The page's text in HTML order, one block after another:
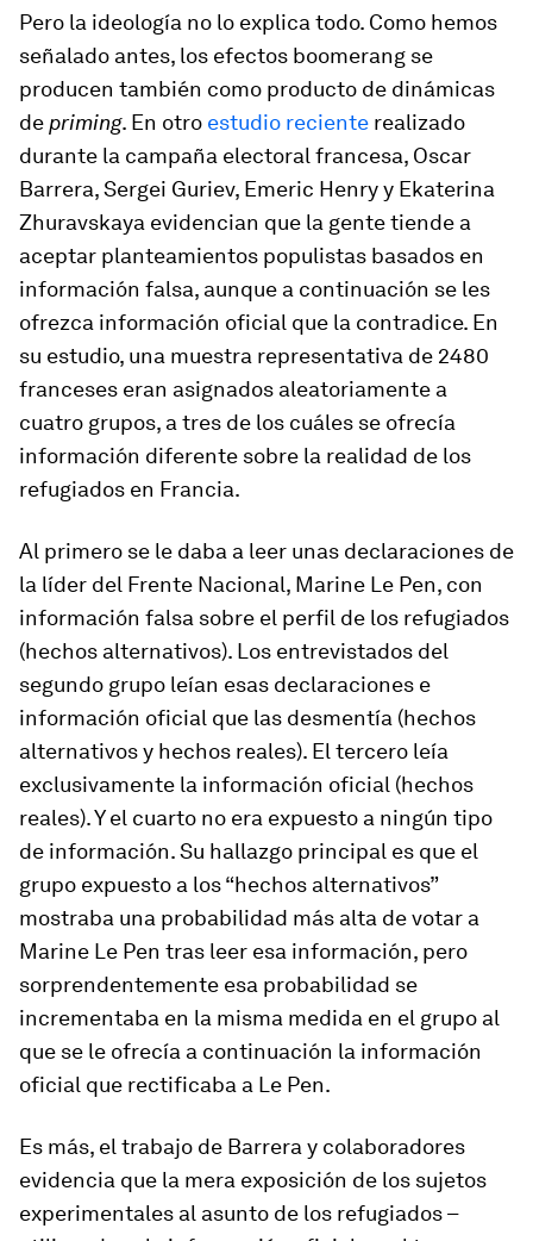
Pero la ideología no lo explica todo. Como hemos
señalado antes, los efectos boomerang se
producen también como producto de dinámicas
de priming. En otro estudio reciente realizado
durante la campaña electoral francesa, Oscar
Barrera, Sergei Guriev, Emeric Henry y Ekaterina
Zhuravskaya evidencian que la gente tiende a
aceptar planteamientos populistas basados en
información falsa, aunque a continuación se les
ofrezca información oficial que la contradice. En
su estudio, una muestra representativa de 2480
franceses eran asignados aleatoriamente a
cuatro grupos, a tres de los cuáles se ofrecía
información diferente sobre la realidad de los
refugiados en Francia.
Al primero se le daba a leer unas declaraciones de
la líder del Frente Nacional, Marine Le Pen, con
información falsa sobre el perfil de los refugiados
(hechos alternativos). Los entrevistados del
segundo grupo leían esas declaraciones e
información oficial que las desmentía (hechos
alternativos y hechos reales). El tercero leía
exclusivamente la información oficial (hechos
reales). Y el cuarto no era expuesto a ningún tipo
de información. Su hallazgo principal es que el
grupo expuesto a los “hechos alternativos”
mostraba una probabilidad más alta de votar a
Marine Le Pen tras leer esa información, pero
sorprendentemente esa probabilidad se
incrementaba en la misma medida en el grupo al
que se le ofrecía a continuación la información
oficial que rectificaba a Le Pen.
Es más, el trabajo de Barrera y colaboradores
evidencia que la mera exposición de los sujetos
experimentales al asunto de los refugiados –